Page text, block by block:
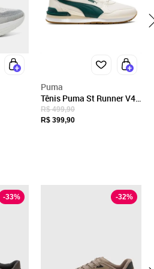
Puma
Tênis Puma St Runner V4
L Masculino Bege
R$ 499,90
R$ 399,90
-33% -32%